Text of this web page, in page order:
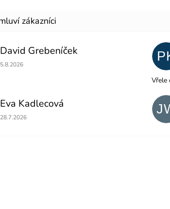
David Grebeníček
Hodnocení obchodu je 5 z 5 hvězdiček.
5.8.2026
Vřele
Eva Kadlecová
Hodnocení obchodu je 5 z 5 hvězdiček.
28.7.2026